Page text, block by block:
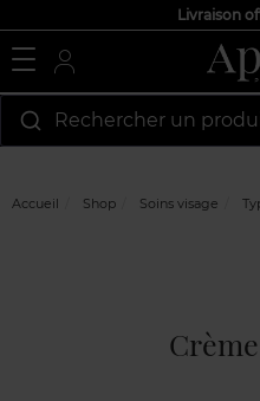
Livraison
Rechercher un
Accueil Shop Soins visage